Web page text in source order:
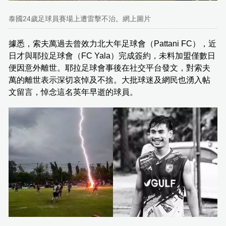
泰國24歲足球員賽場上遭雷擊不治。網上圖片
據悉，索夫萬過去曾效力北大年足球會（Pattani FC），近
日才與耶拉足球會（FC Yala）完成簽約，未料加盟僅數日
便因意外離世。耶拉足球會事後在社交平台發文，對索夫
萬的離世表示深切哀悼及不捨。大批球迷及網民也湧入帖
文留言，悼念這名英年早逝的球員。